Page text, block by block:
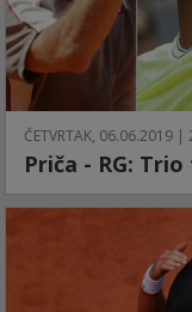
ČETVRTAK, 06.06.2019 |
Priča - RG: